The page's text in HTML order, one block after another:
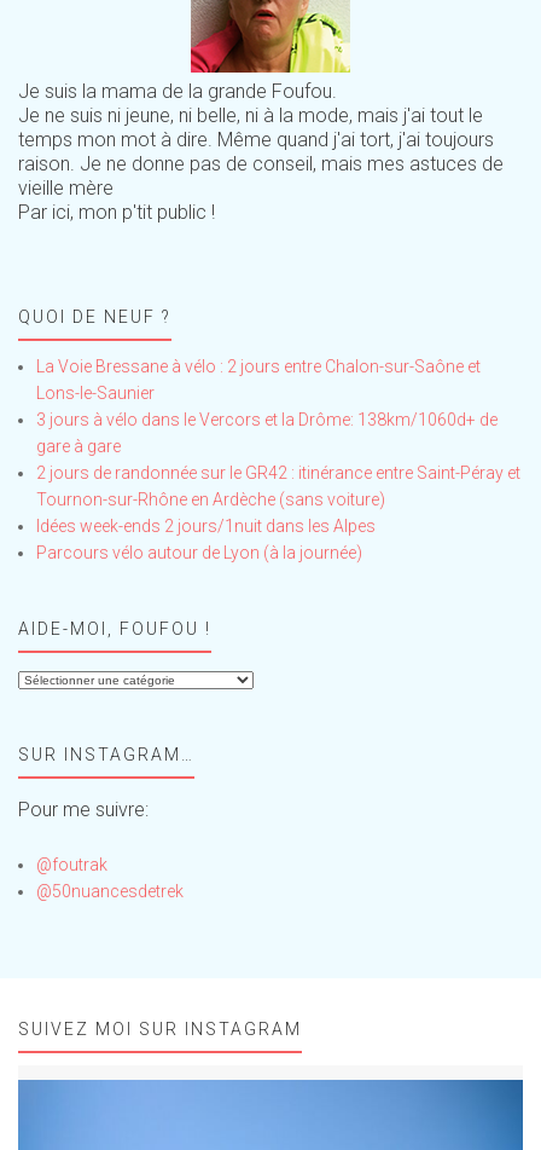
Je suis la mama de la grande Foufou.
Je ne suis ni jeune, ni belle, ni à la mode, mais j'ai tout le
temps mon mot à dire. Même quand j'ai tort, j'ai toujours
raison. Je ne donne pas de conseil, mais mes astuces de
vieille mère
Par ici, mon p'tit public !
QUOI DE NEUF ?
La Voie Bressane à vélo : 2 jours entre Chalon-sur-Saône et
Lons-le-Saunier
3 jours à vélo dans le Vercors et la Drôme: 138km/1060d+ de
gare à gare
2 jours de randonnée sur le GR42 : itinérance entre Saint-Péray et
Tournon-sur-Rhône en Ardèche (sans voiture)
Idées week-ends 2 jours/1nuit dans les Alpes
Parcours vélo autour de Lyon (à la journée)
AIDE-MOI, FOUFOU !
Aide-
!SUR INSTAGRAM…
Pour me suivre:
@foutrak
@50nuancesdetrek
SUIVEZ MOI SUR INSTAGRAM